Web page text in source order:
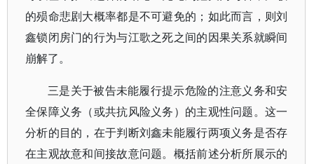
的殒命悲剧大概率都是不可避免的；如此而言，则刘
鑫锁闭房门的行为与江歌之死之间的因果关系就瞬间
崩解了。
三是关于被告未能履行提示危险的注意义务和安
全保障义务（或共抗风险义务）的主观性问题。这一
分析的目的，在于判断刘鑫未能履行两项义务是否存
在主观故意和间接故意问题。概括前述分析所展示的